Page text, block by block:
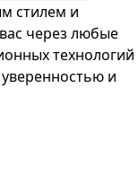
стилем и
через любые
технологий
и